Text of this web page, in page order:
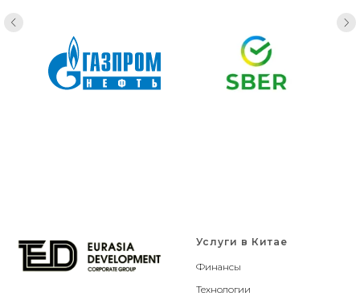
Услуги в Китае
Финансы
Технологии